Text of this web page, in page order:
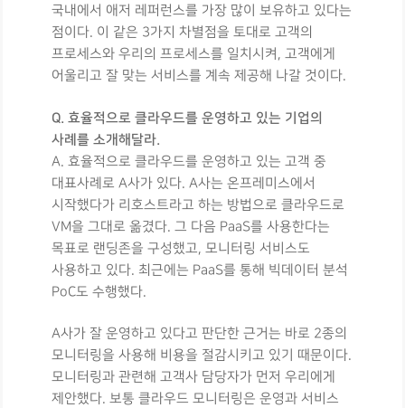
국내에서 애저 레퍼런스를 가장 많이 보유하고 있다는
점이다. 이 같은 3가지 차별점을 토대로 고객의
프로세스와 우리의 프로세스를 일치시켜, 고객에게
어울리고 잘 맞는 서비스를 계속 제공해 나갈 것이다.
Q. 효율적으로 클라우드를 운영하고 있는 기업의
사례를 소개해달라.
A. 효율적으로 클라우드를 운영하고 있는 고객 중
대표사례로 A사가 있다. A사는 온프레미스에서
시작했다가 리호스트라고 하는 방법으로 클라우드로
VM을 그대로 옮겼다. 그 다음 PaaS를 사용한다는
목표로 랜딩존을 구성했고, 모니터링 서비스도
사용하고 있다. 최근에는 PaaS를 통해 빅데이터 분석
PoC도 수행했다.
A사가 잘 운영하고 있다고 판단한 근거는 바로 2종의
모니터링을 사용해 비용을 절감시키고 있기 때문이다.
모니터링과 관련해 고객사 담당자가 먼저 우리에게
제안했다. 보통 클라우드 모니터링은 운영과 서비스